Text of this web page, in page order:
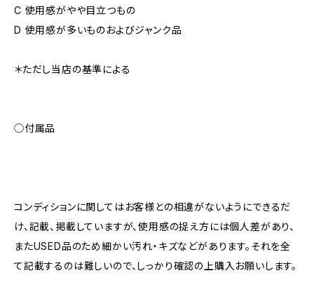
C 使用感がやや目立つもの
D 使用感が多いものおよびジャンク品
＊ただし当店の基準による
◯付属品
コンディションに関してはお客様との相違がないようにできるだ
け、記載、掲載していますが、使用感の捉え方には個人差があり、
またUSED品のため細かい汚れ・キズなどがあります。それを全
て記載するのは難しいので、しっかり確認の上購入お願いします。